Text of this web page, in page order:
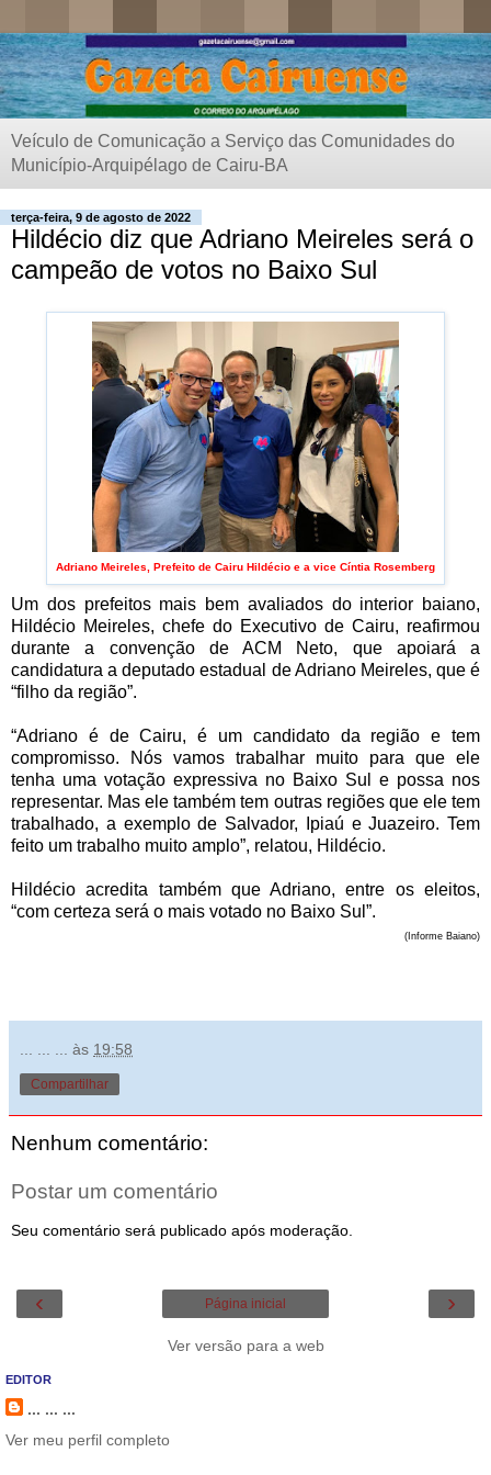
Veículo de Comunicação a Serviço das Comunidades do
Município-Arquipélago de Cairu-BA
terça-feira, 9 de agosto de 2022
Hildécio diz que Adriano Meireles será o
campeão de votos no Baixo Sul
Adriano Meireles, Prefeito de Cairu Hildécio e a vice Cíntia Rosemberg
Um dos prefeitos mais bem avaliados do interior baiano,
Hildécio Meireles, chefe do Executivo de Cairu, reafirmou
durante a convenção de ACM Neto, que apoiará a
candidatura a deputado estadual de Adriano Meireles, que é
“filho da região”.
“Adriano é de Cairu, é um candidato da região e tem
compromisso. Nós vamos trabalhar muito para que ele
tenha uma votação expressiva no Baixo Sul e possa nos
representar. Mas ele também tem outras regiões que ele tem
trabalhado, a exemplo de Salvador, Ipiaú e Juazeiro. Tem
feito um trabalho muito amplo”, relatou, Hildécio.
Hildécio acredita também que Adriano, entre os eleitos,
“com certeza será o mais votado no Baixo Sul”.
(Informe Baiano)
às 19:58
Compartilhar
Nenhum comentário:
Postar um comentário
Seu comentário será publicado após moderação.
‹ ›
Página inicial
Ver versão para a web
EDITOR
... ... ...
Ver meu perfil completo